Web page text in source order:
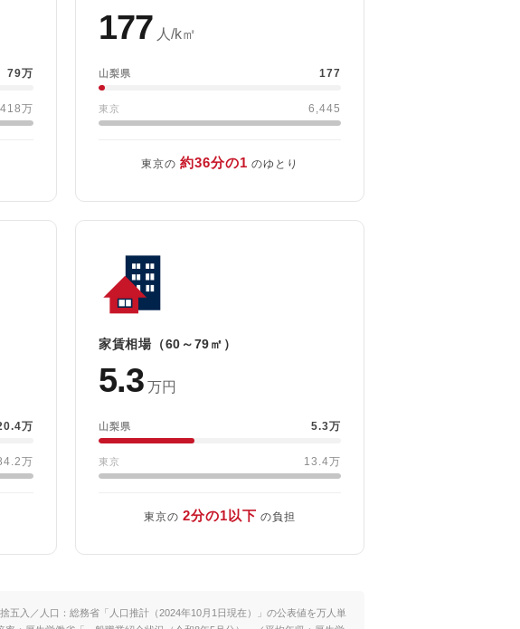
79万
万
177 人/k㎡
山梨県 177
東京 6,445
東京の 約36分の1 のゆとり
万
万
家賃相場（60～79㎡）
5.3 万円
山梨県 5.3万
東京 13.4万
東京の 2分の1以下 の負担
入／人口：総務省「人口推計（2024年10月1日現在）」の公表値を万人単